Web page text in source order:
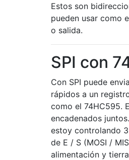
Estos son
pueden usar como
o salida.
SPI con
Con SPI puede
rápidos a un
como el 74HC595.
encadenados
estoy controlando
de E / S (MOSI /
alimentación y